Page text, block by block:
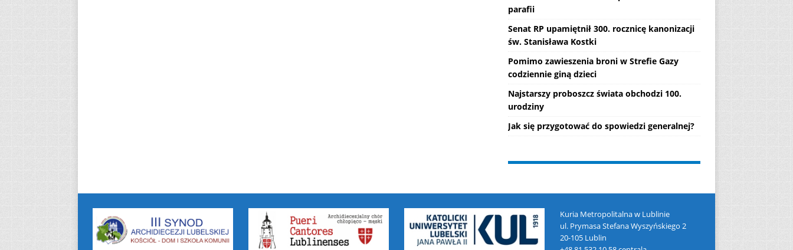
parafii
Senat RP upamiętnił 300. rocznicę kanonizacji
św. Stanisława Kostki
Pomimo zawieszenia broni w Strefie Gazy
codziennie giną dzieci
Najstarszy proboszcz świata obchodzi 100.
urodziny
Jak się przygotować do spowiedzi generalnej?
Kuria Metropolitalna w Lublinie
ul. Prymasa Stefana Wyszyńskiego 2
20-105 Lublin